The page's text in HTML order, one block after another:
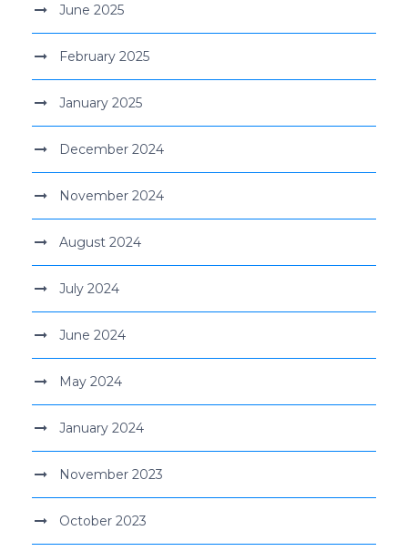
June 2025
February 2025
January 2025
December 2024
November 2024
August 2024
July 2024
June 2024
May 2024
January 2024
November 2023
October 2023